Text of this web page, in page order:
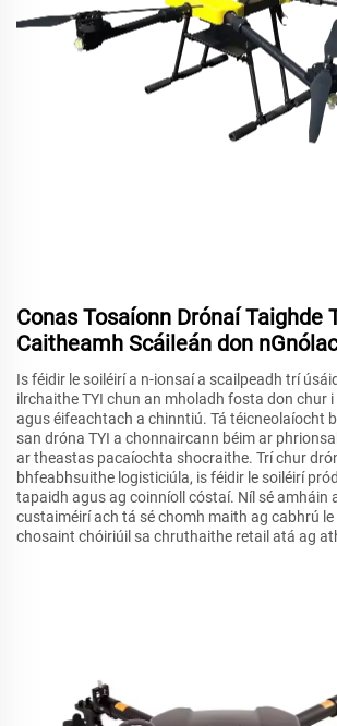
Conas Tosaíonn Drónaí Taighde
Caitheamh Scáileán don
Is féidir le soiléirí a n-ionsaí a scailpeadh trí
ilrchaithe TYI chun an mholadh fosta don chur
agus éifeachtach a chinntiú. Tá téicneolaíocht
san dróna TYI a chonnaircann béim ar
ar theastas pacaíochta shocraithe. Trí chur
bhfeabhsuithe logisticiúla, is féidir le soiléirí
tapaidh agus ag coinníoll cóstaí. Níl sé amháin
custaiméirí ach tá sé chomh maith ag cabhrú le
chosaint chóiriúil sa chruthaithe retail atá ag